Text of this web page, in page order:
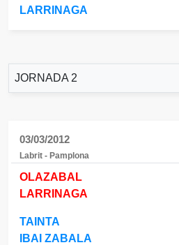
LARRINAGA
JORNADA 2
03/03/2012
Labrit - Pamplona
OLAZABAL
LARRINAGA
TAINTA
IBAI ZABALA